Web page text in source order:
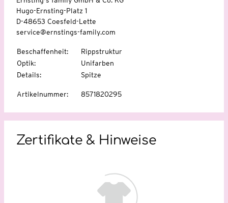
Hugo-Ernsting-Platz 1
D-48653 Coesfeld-Lette
service@ernstings-family.com
Beschaffenheit:
Rippstruktur
Optik:
Unifarben
Details: Spitze
Artikelnummer: 8571820295
Zertifikate & Hinweise